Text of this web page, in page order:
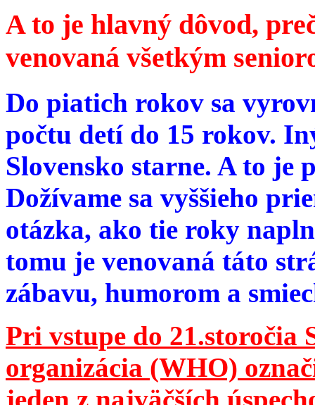
A to je hlavný dôvod,
venovaná všetkým
Do piatich rokov sa
počtu detí do 15 rokov.
Slovensko starne. A to je
Dožívame sa vyššieho
otázka, ako tie roky
tomu je venovaná táto
zábavu, humorom a
Pri vstupe do 21.storočia
organizácia (WHO)